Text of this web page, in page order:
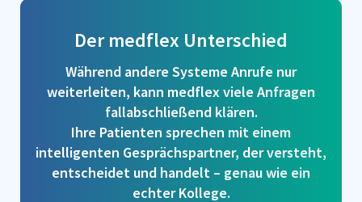
Der medflex Unterschied
Während andere Systeme Anrufe nur
weiterleiten, kann medflex viele Anfragen
fallabschließend klären.
Ihre Patienten sprechen mit einem
intelligenten Gesprächspartner, der versteht,
entscheidet und handelt – genau wie ein
echter Kollege.